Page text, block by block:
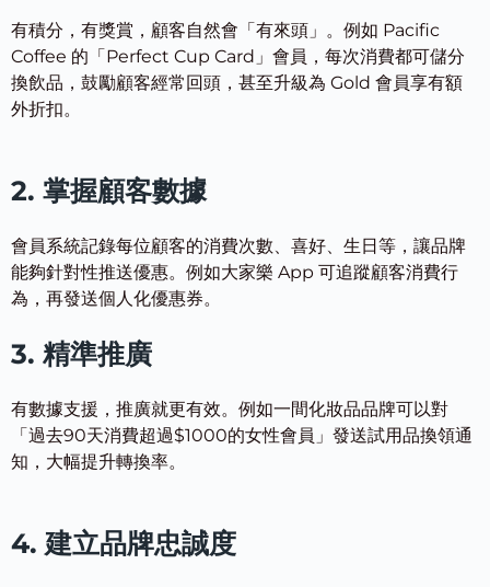
有積分，有獎賞，顧客自然會「有來頭」。例如 Pacific
Coffee 的「Perfect Cup Card」會員，每次消費都可儲分
換飲品，鼓勵顧客經常回頭，甚至升級為 Gold 會員享有額
外折扣。
2. 掌握顧客數據
會員系統記錄每位顧客的消費次數、喜好、生日等，讓品牌
能夠針對性推送優惠。例如大家樂 App 可追蹤顧客消費行
為，再發送個人化優惠券。
3. 精準推廣
有數據支援，推廣就更有效。例如一間化妝品品牌可以對
「過去90天消費超過$1000的女性會員」發送試用品換領通
知，大幅提升轉換率。
4. 建立品牌忠誠度